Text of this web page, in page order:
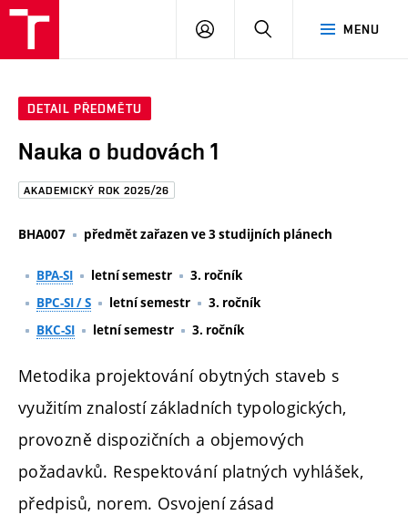
Brno
MENU
PŘIHLÁSIT
DETAIL PŘEDMĚTU
Nauka o budovách 1
AKADEMICKÝ ROK 2025/26
BHA007 předmět zařazen ve 3 studijních plánech
BPA-SI letní semestr
3. ročník
BPC-SI / S
letní semestr
3. ročník
BKC-SI
letní semestr 3. ročník
Metodika projektování obytných staveb s
využitím znalostí základních typologických,
provozně dispozičních a objemových
požadavků. Respektování platných vyhlášek,
předpisů, norem. Osvojení zásad